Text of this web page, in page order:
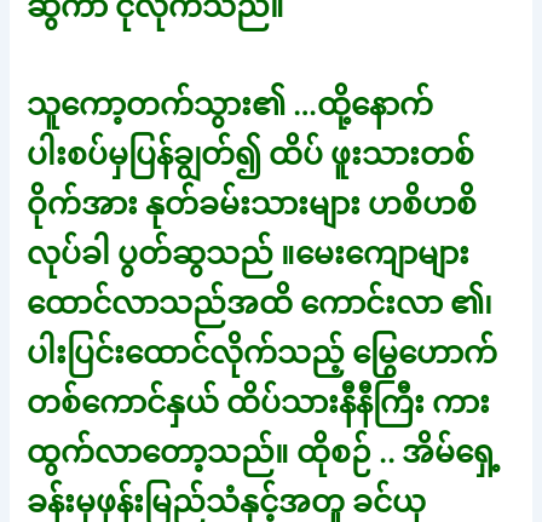
သူကော့တက်သွား၏ …ထို့နောက်
ပါးစပ်မှပြန်ချွတ်၍ ထိပ် ဖူးသားတစ်
ဝိုက်အား နုတ်ခမ်းသားများ ဟစိဟစိ
လုပ်ခါ ပွတ်ဆွသည် ။မေးကျောများ
ထောင်လာသည်အထိ ကောင်းလာ ၏၊
ပါးပြင်းထောင်လိုက်သည့် မြွေဟောက်
တစ်ကောင်နှယ် ထိပ်သားနီနီကြီး ကား
ထွက်လာတော့သည်။ ထိုစဉ် .. အိမ်ရှေ့
ခန်းမှဖုန်းမြည်သံနှင့်အတူ ခင်ယု